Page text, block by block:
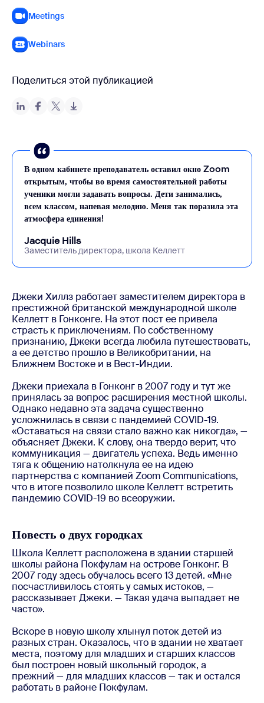
Meetings
Webinars
Поделиться этой публикацией
В одном кабинете преподаватель оставил окно Zoom
открытым, чтобы во время самостоятельной работы
ученики могли задавать вопросы. Дети занимались,
всем классом, напевая мелодию. Меня так поразила эта
атмосфера единения!
Jacquie Hills
Заместитель директора, школа Келлетт
Джеки Хиллз работает заместителем директора в
престижной британской международной школе
Келлетт в Гонконге. На этот пост ее привела
страсть к приключениям. По собственному
признанию, Джеки всегда любила путешествовать,
а ее детство прошло в Великобритании, на
Ближнем Востоке и в Вест-Индии.
Джеки приехала в Гонконг в 2007 году и тут же
принялась за вопрос расширения местной школы.
Однако недавно эта задача существенно
усложнилась в связи с пандемией COVID-19.
«Оставаться на связи стало важно как никогда», —
объясняет Джеки. К слову, она твердо верит, что
коммуникация — двигатель успеха. Ведь именно
тяга к общению натолкнула ее на идею
партнерства с компанией Zoom Communications,
что в итоге позволило школе Келлетт встретить
пандемию COVID-19 во всеоружии.
Повесть о двух городках
Школа Келлетт расположена в здании старшей
школы района Покфулам на острове Гонконг. В
2007 году здесь обучалось всего 13 детей. «Мне
посчастливилось стоять у самых истоков, —
рассказывает Джеки. — Такая удача выпадает не
часто».
Вскоре в новую школу хлынул поток детей из
разных стран. Оказалось, что в здании не хватает
места, поэтому для младших и старших классов
был построен новый школьный городок, а
прежний — для младших классов — так и остался
работать в районе Покфулам.